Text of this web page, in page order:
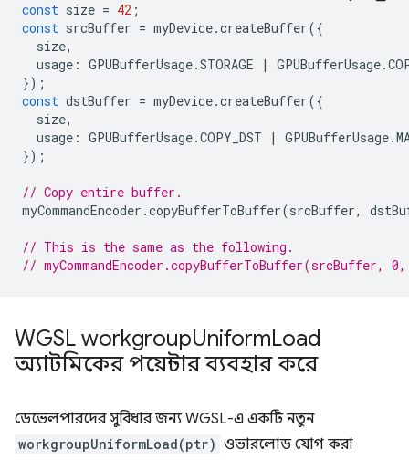
const size = 42 ;
const srcBuffer = myDevice.createBuffer({
size,
usage : GPUBufferUsage.STORAGE | GPUBufferUsage.
});
const dstBuffer = myDevice.createBuffer({
size,
usage : GPUBufferUsage.COPY_DST | GPUBufferUsage.
});
// Copy entire buffer.
myCommandEncoder .copyBufferToBuffer(srcBuffer,
// This is the same as the following.
//
WGSL workgroupUniformLoad
অ্যাটমিকের পয়েন্টার ব্যবহার করে
ডেভেলপারদের সুবিধার জন্য WGSL-এ একটি নতুন
workgroupUniformLoad(ptr) ওভারলোড যোগ করা